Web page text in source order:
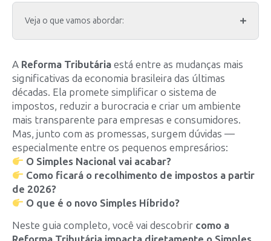
Veja o que vamos abordar:
A Reforma Tributária está entre as mudanças mais
significativas da economia brasileira das últimas
décadas. Ela promete simplificar o sistema de
impostos, reduzir a burocracia e criar um ambiente
mais transparente para empresas e consumidores.
Mas, junto com as promessas, surgem dúvidas —
especialmente entre os pequenos empresários:
O Simples Nacional vai acabar?
Como ficará o recolhimento de impostos a partir
de 2026?
O que é o novo Simples Híbrido?
Neste guia completo, você vai descobrir como a